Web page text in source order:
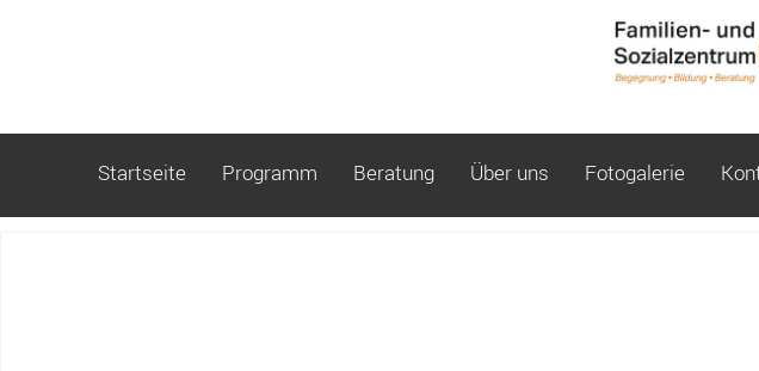
Startseite Programm Beratung Über uns Fotogalerie